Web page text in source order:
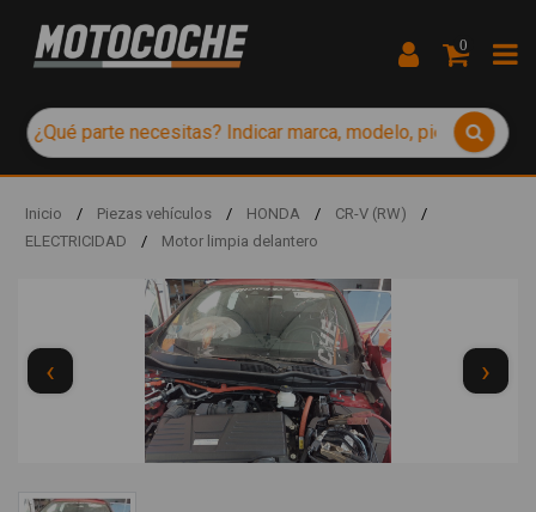
0
Inicio / Piezas vehículos / HONDA / CR-V (RW)
/
ELECTRICIDAD
/ Motor limpia delantero
‹ ›